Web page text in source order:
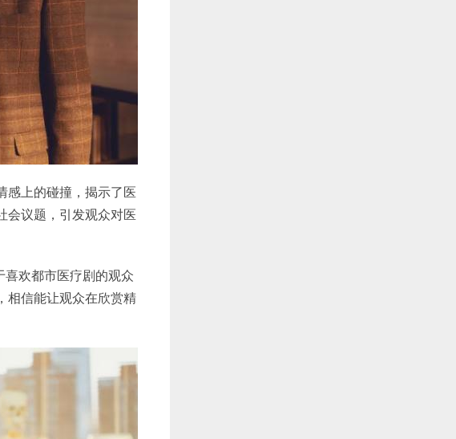
感上的碰撞，揭示了医
会议题，引发观众对医
欢都市医疗剧的观众
相信能让观众在欣赏精